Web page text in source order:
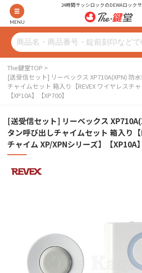
MENU
24時間サッシロックのDEWAロック
The鍵堂TOP
[送受信セット] リーベックス XP710A(XPN) 防
チャイムセット 箱入り【REVEX ワイヤレスチャ
【XP10A】【XP700】
[送受信セット] リーベックス
タン呼び出しチャイムセット 箱入り
チャイム XP/XPNシリーズ】【XP10A